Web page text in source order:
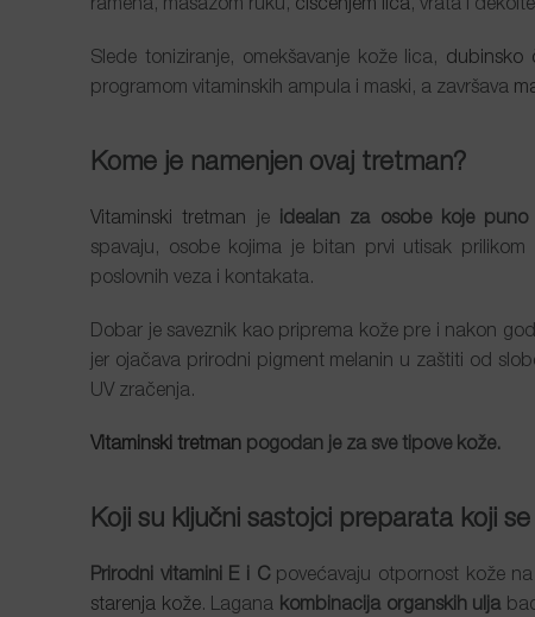
ramena, masažom ruku, čišćenjem lica, vrata i
Slede toniziranje, omekšavanje kože lica, dubinsko
programom vitaminskih ampula i maski, a završava
Kome je namenjen ovaj tretman?
Vitaminski tretman je idealan za osobe koje puno
spavaju, osobe kojima je bitan prvi utisak prilikom
poslovnih veza i kontakata.
Dobar je saveznik kao priprema kože pre i nakon
jer ojačava prirodni pigment melanin u zaštiti od
UV zračenja.
Vitaminski tretman pogodan je za sve tipove kože.
Koji su ključni sastojci preparata koji
Prirodni vitamini E i Cpovećavaju otpornost kože
starenja kože. Lagana kombinacija organskih ulja